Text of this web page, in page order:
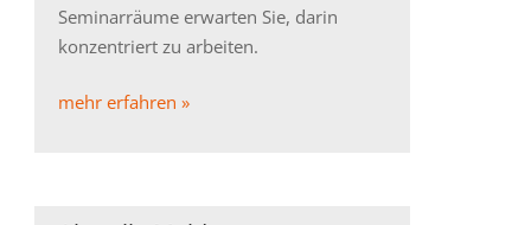
Seminarräume erwarten Sie, darin
konzentriert zu arbeiten.
mehr erfahren »